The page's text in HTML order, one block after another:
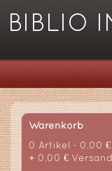
Warenkorb
0 Artikel - 0,00 €
+ 0,00 € Versand